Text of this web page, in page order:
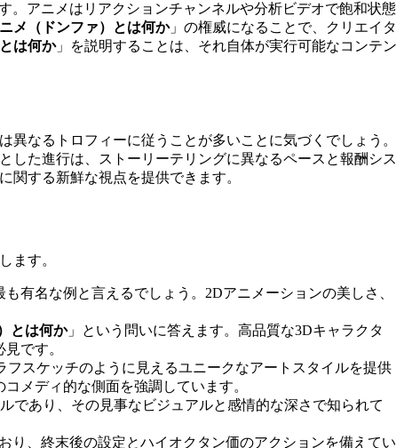
。アニメはリアクションチャンネルや分析ビデオで飽和状態
メ（ドンファ）とは何か」の権威になることで、クリエイタ
は何か」を説明することは、それ自体が実行可能なコンテン
異なるトロフィーに従うことが多いことに気づくでしょう。
した進行は、ストーリーテリングに異なるペースと報酬シス
関する新鮮な視点を提供できます。
ます。
も有名な例と言えるでしょう。2Dアニメーションの美しさ、
とは何か」という問いに答えます。高品質な3Dキャラクタ
です。
スケッチのように見えるユニークなアートスタイルを提供
コメディ的な側面を強調しています。
であり、その見事なビジュアルと感情的な深さで知られて
り、終末後の設定とハイオクタン価のアクションを備えてい